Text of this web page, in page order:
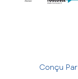
Conçu Par